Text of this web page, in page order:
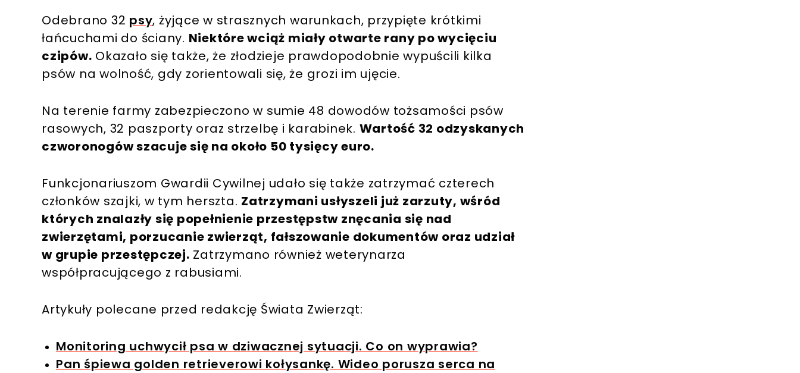
Odebrano 32 psy, żyjące w strasznych warunkach, przypięte krótkimi
łańcuchami do ściany. Niektóre wciąż miały otwarte rany po wycięciu
czipów. Okazało się także, że złodzieje prawdopodobnie wypuścili kilka
psów na wolność, gdy zorientowali się, że grozi im ujęcie.
Na terenie farmy zabezpieczono w sumie 48 dowodów tożsamości psów
rasowych, 32 paszporty oraz strzelbę i karabinek. Wartość 32 odzyskanych
czworonogów szacuje się na około 50 tysięcy euro.
Funkcjonariuszom Gwardii Cywilnej udało się także zatrzymać czterech
członków szajki, w tym herszta. Zatrzymani usłyszeli już zarzuty, wśród
których znalazły się popełnienie przestępstw znęcania się nad
zwierzętami, porzucanie zwierząt, fałszowanie dokumentów oraz udział
w grupie przestępczej. Zatrzymano również weterynarza
współpracującego z rabusiami.
Artykuły polecane przed redakcję Świata Zwierząt:
Monitoring uchwycił psa w dziwacznej sytuacji. Co on wyprawia?
Pan śpiewa golden retrieverowi kołysankę. Wideo porusza serca na